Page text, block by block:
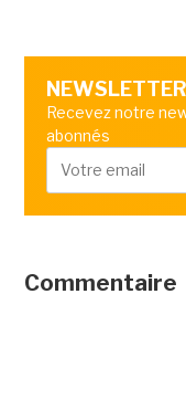
NEWSLETTER
Recevez notre
abonnés
Commentaire